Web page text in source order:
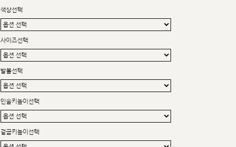
색상선택
사이즈선택
발볼선택
인솔키높이선택
겉굽키높이선택